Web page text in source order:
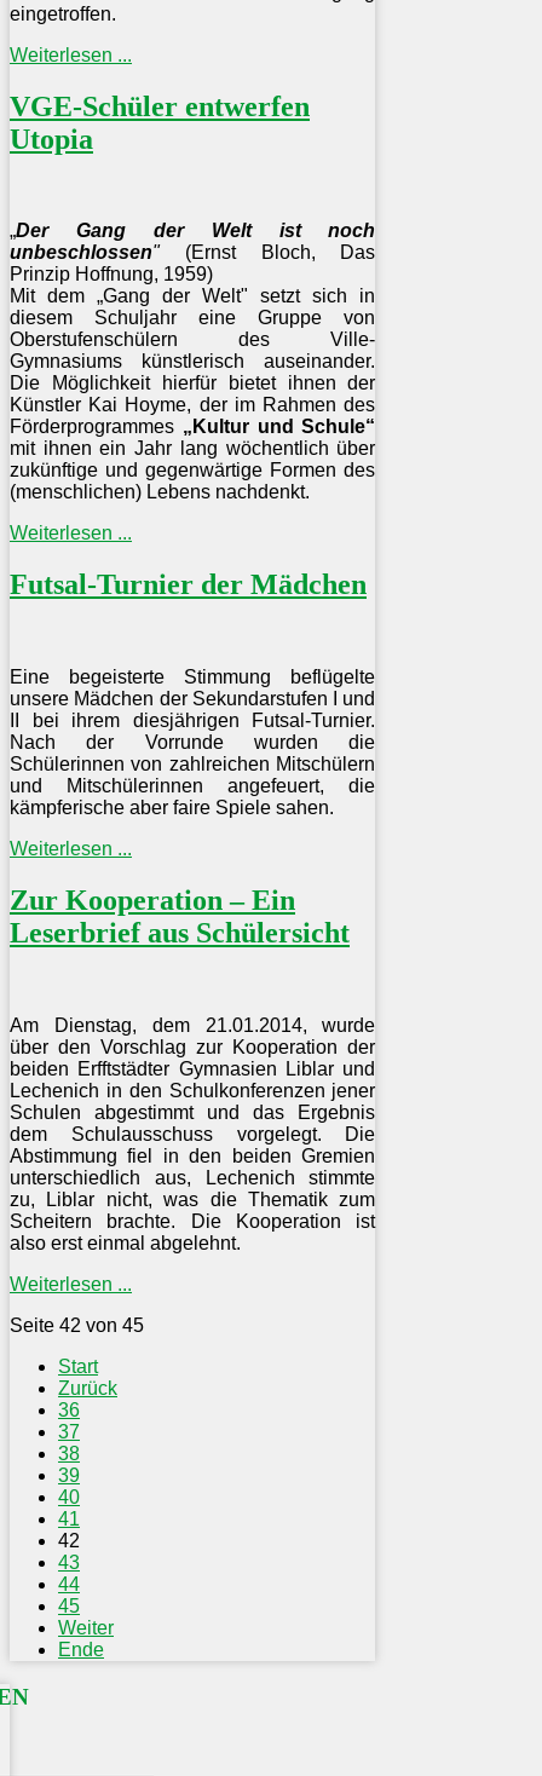
eingetroffen.
Weiterlesen ...
VGE-Schüler entwerfen
Utopia
„Der Gang der Welt ist noch
unbeschlossen"(Ernst Bloch, Das
Prinzip Hoffnung, 1959)
Mit dem „Gang der Welt" setzt sich in
diesem Schuljahr eine Gruppe von
Oberstufenschülern des Ville-
Gymnasiums künstlerisch auseinander.
Die Möglichkeit hierfür bietet ihnen der
Künstler Kai Hoyme, der im Rahmen des
Förderprogrammes „Kultur und Schule“
mit ihnen ein Jahr lang wöchentlich über
zukünftige und gegenwärtige Formen des
(menschlichen) Lebens nachdenkt.
Weiterlesen ...
Futsal-Turnier der Mädchen
Eine begeisterte Stimmung beflügelte
unsere Mädchen der Sekundarstufen I und
II bei ihrem diesjährigen Futsal-Turnier.
Nach der Vorrunde wurden die
Schülerinnen von zahlreichen Mitschülern
und Mitschülerinnen angefeuert, die
kämpferische aber faire Spiele sahen.
Weiterlesen ...
Zur Kooperation – Ein
Leserbrief aus Schülersicht
Am Dienstag, dem 21.01.2014, wurde
über den Vorschlag zur Kooperation der
beiden Erfftstädter Gymnasien Liblar und
Lechenich in den Schulkonferenzen jener
Schulen abgestimmt und das Ergebnis
dem Schulausschuss vorgelegt. Die
Abstimmung fiel in den beiden Gremien
unterschiedlich aus, Lechenich stimmte
zu, Liblar nicht, was die Thematik zum
Scheitern brachte. Die Kooperation ist
also erst einmal abgelehnt.
Weiterlesen ...
Seite 42 von 45
Start
Zurück
36
37
38
39
40
41
42
43
44
45
Weiter
Ende